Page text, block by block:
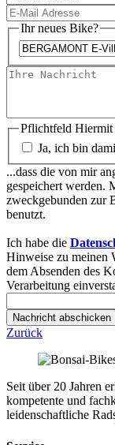
Ihr neues Bike?
Pflichtfeld Hiermit
Ja, ich bin
...dass die von mir
gespeichert werden.
zweckgebunden zur
benutzt.
Ich habe die
Hinweise zu meinen
dem Absenden des
Verarbeitung
Nachricht abschicken
Zurück
Seit über 20 Jahren
kompetente und
leidenschaftliche